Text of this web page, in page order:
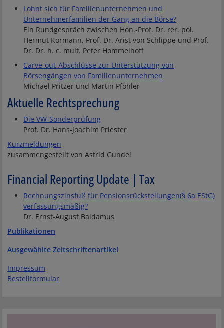
Lohnt sich für Familienunternehmen und
Unternehmerfamilien der Gang an die Börse?
Ein Rundgespräch zwischen Hon.-Prof. Dr. rer. pol.
Hermut Kormann, Prof. Dr. Arist von Schlippe und Prof.
Dr. Dr. h. c. mult. Peter Hommelhoff
Carve-out-Abschlüsse zur Unterstützung von
Börsengängen von Familienunternehmen
Michael Pritzer und Martin Pföhler
Aktuelle Rechtsprechung
Die VW-Sonderprüfung
Prof. Dr. Hans-Joachim Priester
Kurzmeldungen
zusammengestellt von Astrid Gundel
Financial Reporting Update | Tax
Rechnungszinsfuß für Pensionsrückstellungen(§ 6a EStG)
verfassungsmäßig?
Dr. Ernst-August Baldamus
Publikationen
Ausgewählte Zeitschriftenartikel
Impressum
Bestellformular